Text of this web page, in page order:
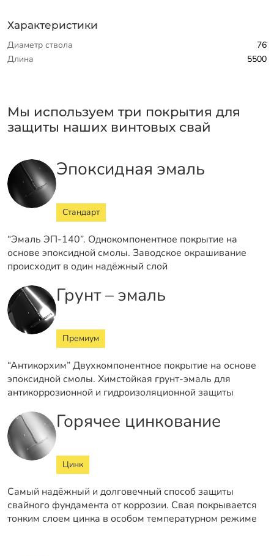
Характеристики
Диаметр ствола
76
Длина
5500
Мы используем три покрытия для
защиты наших винтовых свай
Эпоксидная эмаль
Стандарт
“Эмаль ЭП-140”. Однокомпонентное покрытие на
основе эпоксидной смолы. Заводское окрашивание
происходит в один надёжный слой
Грунт – эмаль
Премиум
“Антикорхим” Двухкомпонентное покрытие на основе
эпоксидной смолы. Химстойкая грунт-эмаль для
антикоррозионной и гидроизоляционной защиты
Горячее цинкование
Цинк
Самый надёжный и долговечный способ защиты
свайного фундамента от коррозии. Свая покрывается
тонким слоем цинка в особом температурном режиме